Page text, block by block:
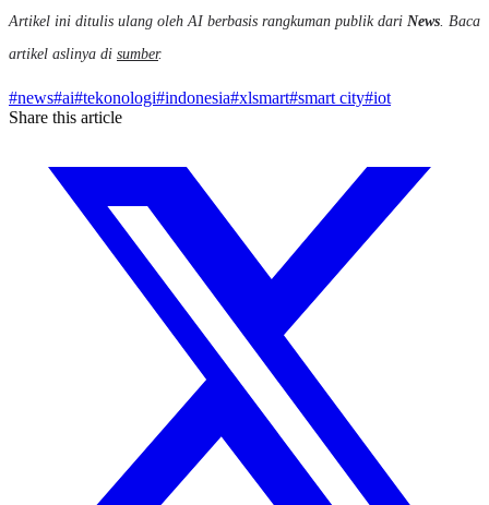
Artikel ini ditulis ulang oleh AI berbasis rangkuman publik dari News . Baca
artikel aslinya di sumber.
#news#ai#tekonologi#indonesia#xlsmart#smart city#iot
Share this article